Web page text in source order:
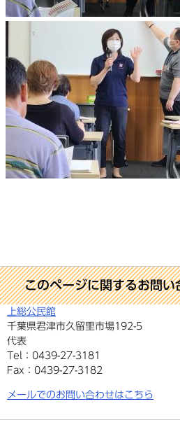
このページに関するお問い
上総公民館
代表
千葉県君津市久留里市場192-5
Tel：0439-27-3181
Fax：0439-27-3182
メールでのお問い合わせはこちら